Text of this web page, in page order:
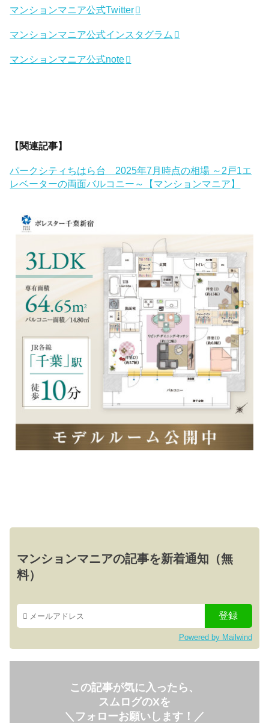
マンションマニア公式Twitter
マンションマニア公式インスタグラム
マンションマニア公式note
【関連記事】
パークシティちはら台 2025年7月時点の相場 ～2戸1エ
レベーターの両面バルコニー～【マンションマニア】
マンションマニアの記事を新着通知（無
料）
Powered by Mailwind
この記事が気に入ったら、
スムログのXを
＼フォローお願いします！／